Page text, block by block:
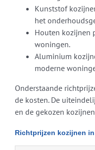
Kunststof
het
Houten kozijnen
woningen.
Aluminium
moderne
Onderstaande
de kosten. De
en de gekozen
Richtprijzen kozijnen